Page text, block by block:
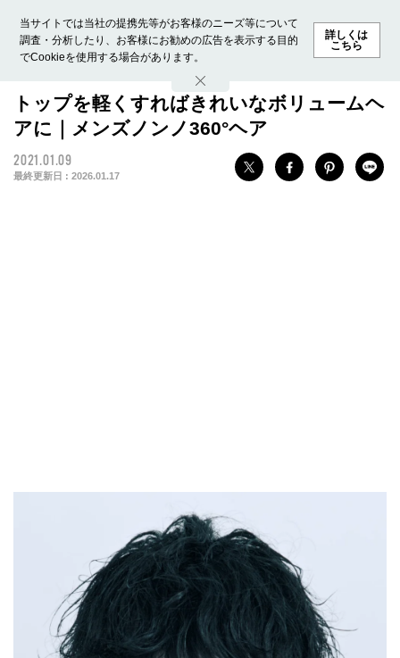
当サイトでは当社の提携先等がお客様のニーズ等について
調査・分析したり、お客様にお勧めの広告を表示する目的
でCookieを使用する場合があります。
詳しくは
こちら
ホーム モデル募集 ランキング ファッション ビューテ
トップを軽くすればきれいなボリュームヘ
アに｜メンズノンノ360°ヘア
2021.01.09
最終更新日 : 2026.01.17